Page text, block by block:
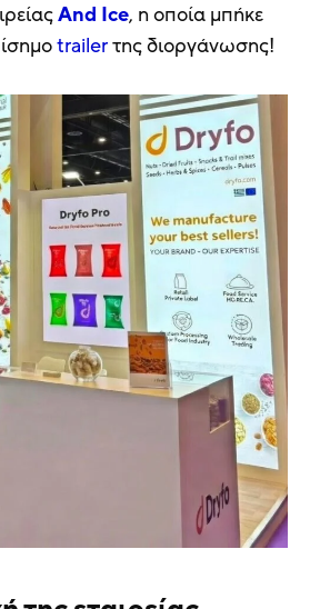
And Ice, η οποία μπήκε
trailerτης διοργάνωσης!